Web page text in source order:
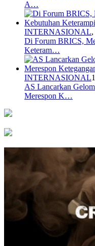
A…
INTERNASIONAL,
Di Forum BRICS,
Keteram…
INTERNASIONAL
AS Lancarkan
Merespon K…